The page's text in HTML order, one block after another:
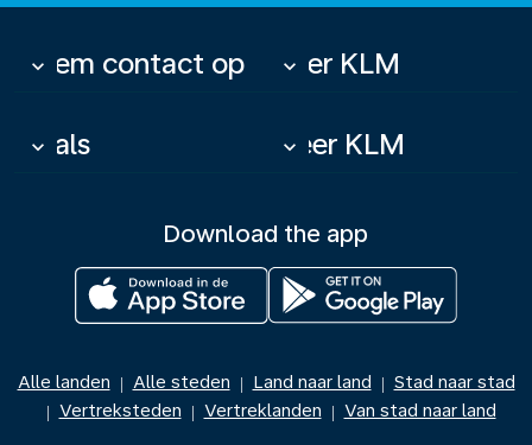
Neem contact op
keyboard_arrow_down Over KLM
keyboard_arrow_down
Deals
keyboard_arrow_down Meer KLM
keyboard_arrow_down
Download the app
Alle landen | Alle steden | Land naar land | Stad naar stad
| Vertreksteden | Vertreklanden | Van stad naar land